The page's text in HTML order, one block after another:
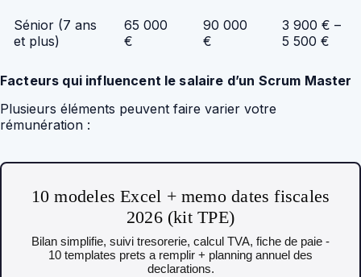
Sénior (7 ans
et plus)
65 000
€
90 000
€
3 900 € –
5 500 €
Facteurs qui influencent le salaire d’un Scrum Master
Plusieurs éléments peuvent faire varier votre
rémunération :
10 modeles Excel + memo dates fiscales
2026 (kit TPE)
Bilan simplifie, suivi tresorerie, calcul TVA, fiche de paie -
10 templates prets a remplir + planning annuel des
declarations.